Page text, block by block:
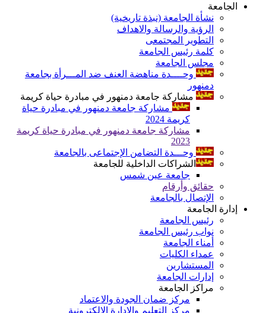
الجامعة
نشأة الجامعة (نبذة تاريخية)
الرؤية والرسالة والاهداف
التطوير المجتمعى
كلمة رئيس الجامعة
مجلس الجامعة
وحــــدة مناهضة العنف ضد المـــرأة بجامعة
دمنهور
مشاركة جامعة دمنهور في مبادرة حياة كريمة
مشاركة جامعة دمنهور في مبادرة حياة
كريمة 2024
مشاركة جامعة دمنهور في مبادرة حياة كريمة
2023
وحـــدة التضامن الإجتماعى بالجامعة
الشراكات الداخلية للجامعة
جامعة عين شمس
حقائق وأرقام
الإتصال بالجامعة
إدارة الجامعة
رئيس الجامعة
نواب رئيس الجامعة
أمناء الجامعة
عمداء الكليات
المستشارين
إدارات الجامعة
مراكز الجامعة
مركز ضمان الجودة والاعتماد
مركز التعليم والإدارة الإلكترونية